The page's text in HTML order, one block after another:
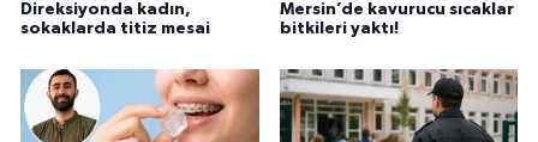
Direksiyonda kadın,
sokaklarda titiz mesai
Mersin’de kavurucu sıcaklar
bitkileri yaktı!